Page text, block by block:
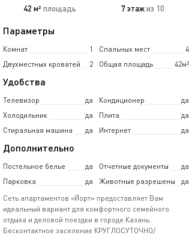
42 м² площадь 7 этаж из 10
Параметры
Комнат 1 Спальных мест
4
Двухместных кроватей
2 Общая площадь 42м²
Удобства
Телевизор да Кондиционер
да
Холодильник
да Плита
да
Стиральная машина
да Интернет да
Дополнительно
Постельное белье да Отчетные документы
да
Парковка
да Животные разрешены
да
Сеть апартаментов «Йорт» предоставляет Вам
идеальный вариант для комфортного семейного
отдыха и деловой поездки в городе Казань.
Бесконтактное заселение КРУГЛОСУТОЧНО/